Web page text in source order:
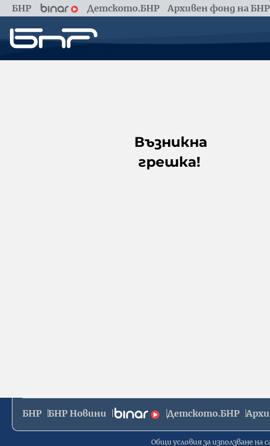
БНР Детското.БНР Архивен фонд на БНР
Възникна
грешка!
БНР БНР Новини Детското.БНР
Общи условия за използване на